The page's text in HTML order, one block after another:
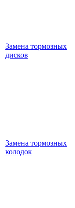
Замена тормозных
дисков
Замена тормозных
колодок